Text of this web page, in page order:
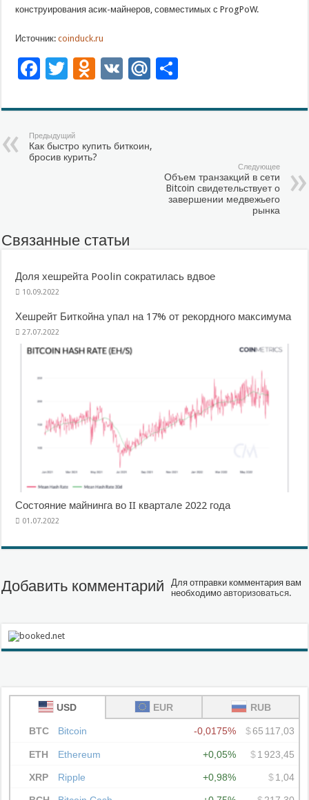
конструирования асик-майнеров, совместимых с ProgPoW.
Источник: coinduck.ru
Facebook
Twitter
Odnoklassniki
VK Mail.Ru
Предыдущий
Как быстро купить биткоин,
бросив курить?
Следующее
Объем транзакций в сети
Bitcoin свидетельствует о
завершении медвежьего
рынка
Связанные статьи
Доля хешрейта Poolin сократилась вдвое
10.09.2022
Хешрейт Биткойна упал на 17% от рекордного максимума
27.07.2022
Состояние майнинга во II квартале 2022 года
01.07.2022
Добавить комментарий
Для отправки комментария вам
необходимоавторизоваться.